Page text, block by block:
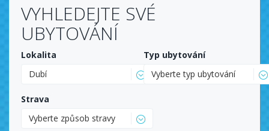
VYHLEDEJTE SVÉ
UBYTOVÁNÍ
Lokalita
Dubí
Typ ubytování
Vyberte typ ubytování
Strava
Vyberte způsob stravy